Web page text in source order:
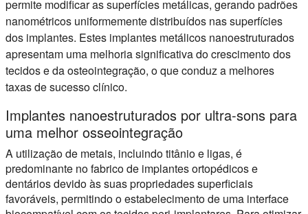
permite modificar as superfícies metálicas, gerando padrões
nanométricos uniformemente distribuídos nas superfícies
dos implantes. Estes implantes metálicos nanoestruturados
apresentam uma melhoria significativa do crescimento dos
tecidos e da osteointegração, o que conduz a melhores
taxas de sucesso clínico.
Implantes nanoestruturados por ultra-sons para
uma melhor osseointegração
A utilização de metais, incluindo titânio e ligas, é
predominante no fabrico de implantes ortopédicos e
dentários devido às suas propriedades superficiais
favoráveis, permitindo o estabelecimento de uma interface